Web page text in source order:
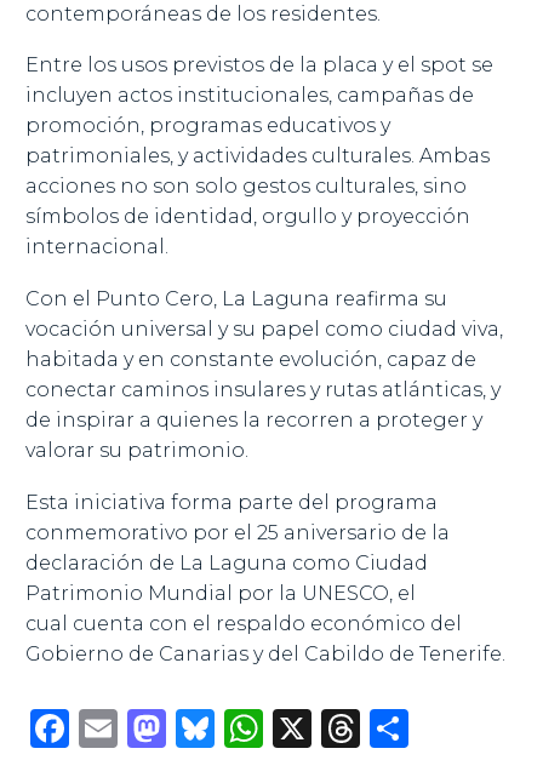
contemporáneas de los residentes.
Entre los usos previstos de la placa y el spot se
incluyen actos institucionales, campañas de
promoción, programas educativos y
patrimoniales, y actividades culturales. Ambas
acciones no son solo gestos culturales, sino
símbolos de identidad, orgullo y proyección
internacional.
Con el Punto Cero, La Laguna reafirma su
vocación universal y su papel como ciudad viva,
habitada y en constante evolución, capaz de
conectar caminos insulares y rutas atlánticas, y
de inspirar a quienes la recorren a proteger y
valorar su patrimonio.
Esta iniciativa forma parte del programa
conmemorativo por el 25 aniversario de la
declaración de La Laguna como Ciudad
Patrimonio Mundial por la UNESCO, el
cual cuenta con el respaldo económico del
Gobierno de Canarias y del Cabildo de Tenerife.
Facebook
EmailMastodon
Bluesky
WhatsApp
X Threads